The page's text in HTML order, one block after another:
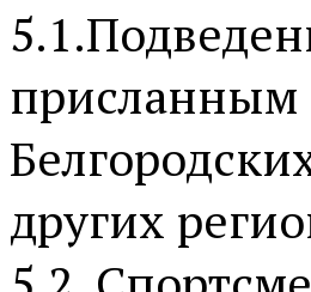
присланным
других